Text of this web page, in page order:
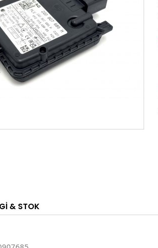
& STOK